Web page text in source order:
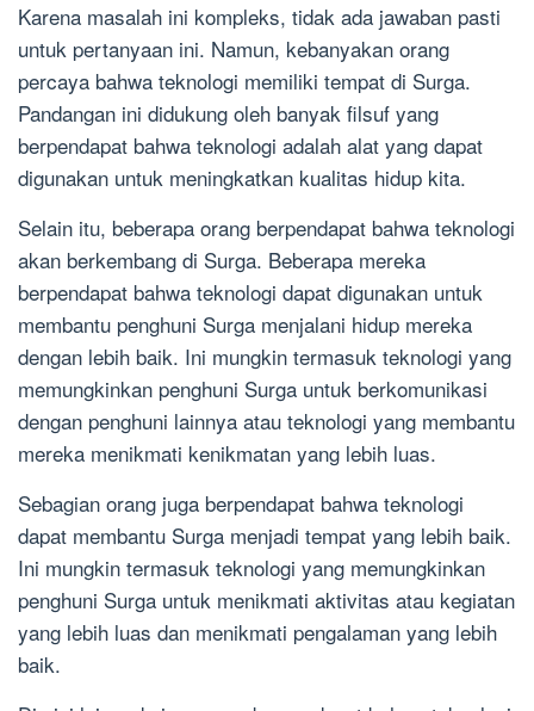
Karena masalah ini kompleks, tidak ada jawaban pasti
untuk pertanyaan ini. Namun, kebanyakan orang
percaya bahwa teknologi memiliki tempat di Surga.
Pandangan ini didukung oleh banyak filsuf yang
berpendapat bahwa teknologi adalah alat yang dapat
digunakan untuk meningkatkan kualitas hidup kita.
Selain itu, beberapa orang berpendapat bahwa teknologi
akan berkembang di Surga. Beberapa mereka
berpendapat bahwa teknologi dapat digunakan untuk
membantu penghuni Surga menjalani hidup mereka
dengan lebih baik. Ini mungkin termasuk teknologi yang
memungkinkan penghuni Surga untuk berkomunikasi
dengan penghuni lainnya atau teknologi yang membantu
mereka menikmati kenikmatan yang lebih luas.
Sebagian orang juga berpendapat bahwa teknologi
dapat membantu Surga menjadi tempat yang lebih baik.
Ini mungkin termasuk teknologi yang memungkinkan
penghuni Surga untuk menikmati aktivitas atau kegiatan
yang lebih luas dan menikmati pengalaman yang lebih
baik.